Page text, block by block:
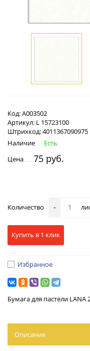
Код:А003502
Артикул: L 15723100
Штрихкод:4011367090975
Наличие
Есть
Цена
75 руб.
Количество -
Купить в 1 клик
Избранное
Бумага для пастели LANA
Описание